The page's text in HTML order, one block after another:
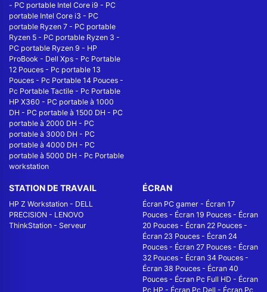
- PC portable Intel Core i9 - PC
portable Intel Core i3 - PC
portable Ryzen 7 - PC portable
Ryzen 5 - PC portable Ryzen 3 -
PC portable Ryzen 9 - HP
ProBook - Dell Xps - Pc Portable
12 Pouces - Pc portable 13
Pouces - Pc Portable 14 Pouces -
Pc Portable Tactile - Pc Portable
HP X360 - PC portable à 1000
DH - PC portable à 1500 DH - PC
portable à 2000 DH - PC
portable à 3000 DH - PC
portable à 4000 DH - PC
portable à 5000 DH - Pc Portable
workstation
STATION DE TRAVAIL
HP Z Workstation - DELL
PRECISION - LENOVO
ThinkStation - Serveur
ÉCRAN
Écran PC gamer - Écran 17
Pouces - Écran 19 Pouces - Écran
20 Pouces - Écran 22 Pouces -
Écran 23 Pouces - Écran 24
Pouces - Écran 27 Pouces - Écran
32 Pouces - Écran 34 Pouces -
Écran 38 Pouces - Écran 40
Pouces - Écran Pc Full HD - Écran
Pc HP - Écran Pc Dell - Écran Pc